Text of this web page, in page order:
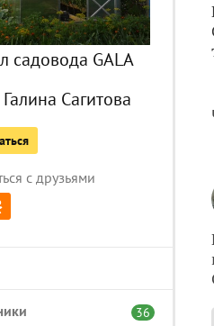
садовода GALA
Галина Сагитова
с друзьями
36